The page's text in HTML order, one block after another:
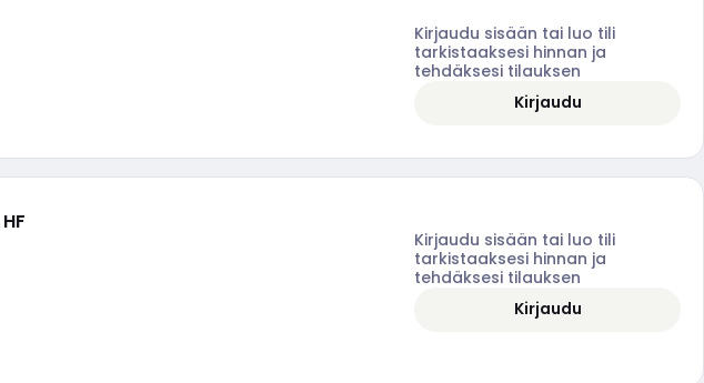
Kirjaudu sisään tai luo tili
tarkistaaksesi hinnan ja
tehdäksesi tilauksen
Kirjaudu
Kirjaudu sisään tai luo tili
tarkistaaksesi hinnan ja
tehdäksesi tilauksen
Kirjaudu